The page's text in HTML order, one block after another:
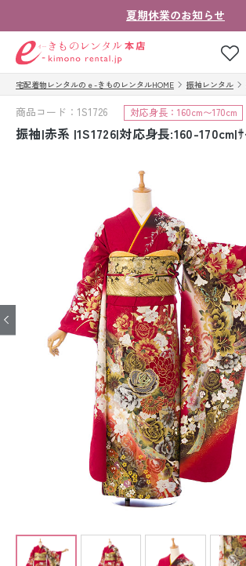
夏期休業のお知らせ
ゲスト
お気に入り ログイン
ご注文の流
法人・グ
お客様は
着物の種類から探す
七五三レンタル
卒業式袴レンタル
訪問着・付下げレンタル
ジュニア着物レンタル
宅配着物レンタルのｅ-きものレンタルHOME 振袖レンタル
商品コード：1S1726 対応身長：160cm〜170cm
振袖|赤系 |1S1726|対応身長:160-170cm|